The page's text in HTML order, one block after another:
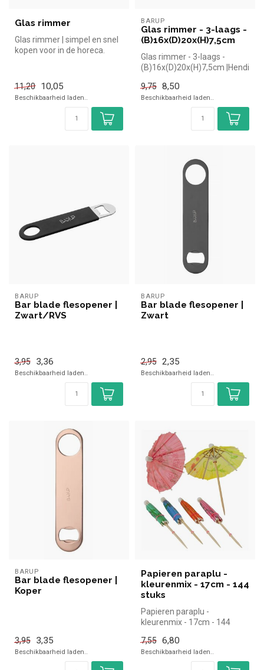
Glas rimmer
Glas rimmer | simpel en snel
kopen voor in de horeca.
11,20 10,05
Beschikbaarheid laden..
BARUP
Glas rimmer - 3-laags -
(B)16x(D)20x(H)7,5cm
Glas rimmer - 3-laags -
(B)16x(D)20x(H)7,5cm |Hendi
in...
9,75 8,50
Beschikbaarheid laden..
BARUP
Bar blade flesopener |
Zwart/RVS
3,95 3,36
Beschikbaarheid laden..
BARUP
Bar blade flesopener |
Zwart
2,95 2,35
Beschikbaarheid laden..
BARUP
Bar blade flesopener |
Koper
3,95 3,35
Beschikbaarheid laden..
Papieren paraplu -
kleurenmix - 17cm - 144
stuks
Papieren paraplu -
kleurenmix - 17cm - 144
voor in ...
7,55 6,80
Beschikbaarheid laden..